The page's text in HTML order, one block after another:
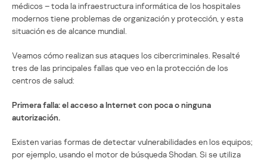
médicos – toda la infraestructura informática de los hospitales
modernos tiene problemas de organización y protección, y esta
situación es de alcance mundial.
Veamos cómo realizan sus ataques los cibercriminales. Resalté
tres de las principales fallas que veo en la protección de los
centros de salud:
Primera falla: el acceso a Internet con poca o ninguna
autorización.
Existen varias formas de detectar vulnerabilidades en los equipos;
por ejemplo, usando el motor de búsqueda Shodan. Si se utiliza